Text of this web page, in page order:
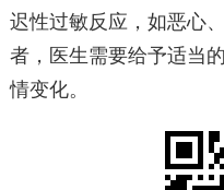
迟性过敏反应，如恶心
者，医生需要给予适当
情变化。